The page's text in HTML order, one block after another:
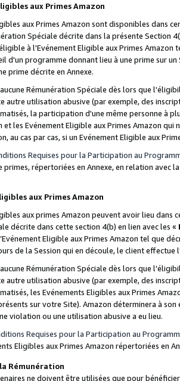
aux Primes Amazon
aux Primes Amazon sont disponibles dans
Spéciale décrite dans la présente Section
à l'Evénement Eligible aux Primes Amazon
d'un programme donnant lieu à une prime sur
prime décrite en Annexe.
Rémunération Spéciale dès lors que
autre utilisation abusive (par exemple, des
la participation d'une même personne à
les Evénement Eligible aux Primes Amazon qui
au cas par cas, si un Evénement Eligible aux
Requises pour la Participation au
répertoriées en Annexe, en relation avec
aux Primes Amazon
aux primes Amazon peuvent avoir lieu dans
décrite dans cette section 4(b) en lien avec les «
Eligible aux Primes Amazon tel que
de la Session qui en découle, le client
Rémunération Spéciale dès lors que
autre utilisation abusive (par exemple, des
les Evénements Eligibles aux Primes
sur votre Site). Amazon déterminera à
violation ou une utilisation abusive a eu lieu.
Requises pour la Participation au
Eligibles aux Primes Amazon répertoriées en
Rémunération
ne doivent être utilisées que pour